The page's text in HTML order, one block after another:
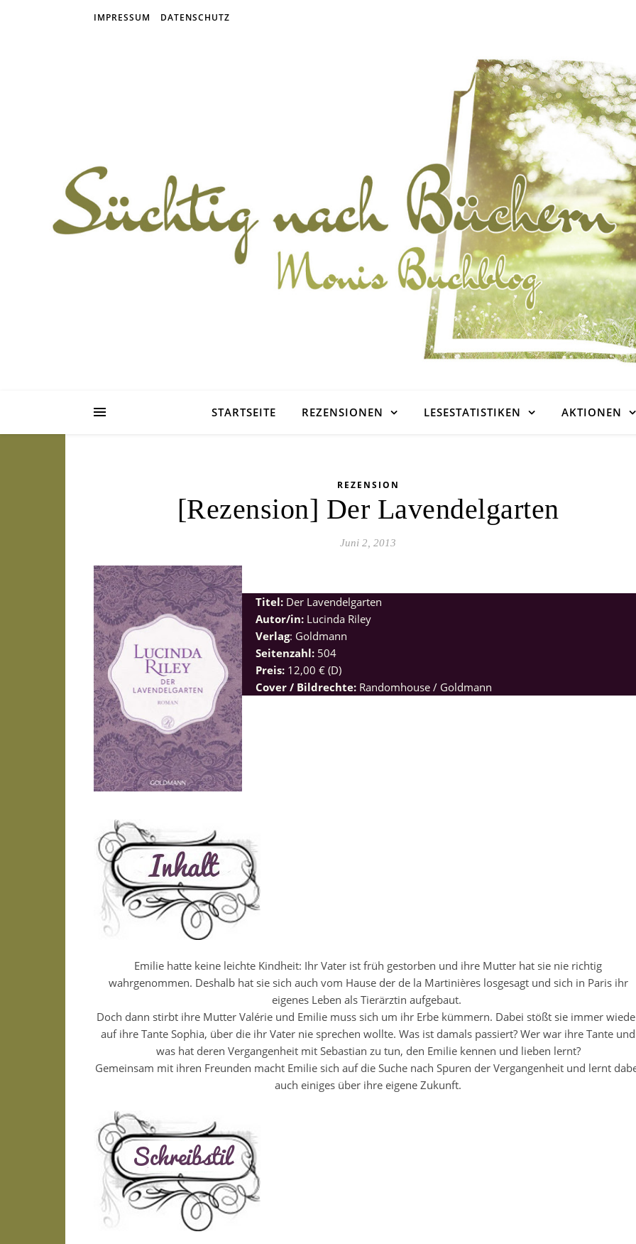
IMPRESSUM DATENSCHUTZ
STARTSEITE REZENSIONEN LESESTATISTIKEN AKTIONEN
REZENSION
[Rezension] Der Lavendelgarten
Juni 2, 2013
Titel: Der Lavendelgarten
Autor/in: Lucinda Riley
Verlag: Goldmann
Seitenzahl: 504
Preis: 12,00 € (D)
Cover / Bildrechte: Randomhouse / Goldmann
Emilie hatte keine leichte Kindheit: Ihr Vater ist früh gestorben und ihre Mutter hat sie nie richtig
wahrgenommen. Deshalb hat sie sich auch vom Hause der de la Martinières losgesagt und sich in Paris ihr
eigenes Leben als Tierärztin aufgebaut.
Doch dann stirbt ihre Mutter Valérie und Emilie muss sich um ihr Erbe kümmern. Dabei stößt sie immer
auf ihre Tante Sophia, über die ihr Vater nie sprechen wollte. Was ist damals passiert? Wer war ihre Tante und
was hat deren Vergangenheit mit Sebastian zu tun, den Emilie kennen und lieben lernt?
Gemeinsam mit ihren Freunden macht Emilie sich auf die Suche nach Spuren der Vergangenheit und lernt
auch einiges über ihre eigene Zukunft.